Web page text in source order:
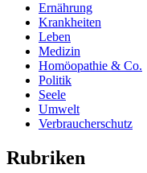
Ernährung
Krankheiten
Leben
Medizin
Homöopathie & Co.
Politik
Seele
Umwelt
Verbraucherschutz
Rubriken